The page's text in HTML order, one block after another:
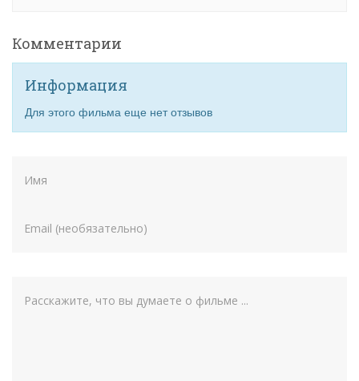
Комментарии
Информация
Для этого фильма еще нет отзывов